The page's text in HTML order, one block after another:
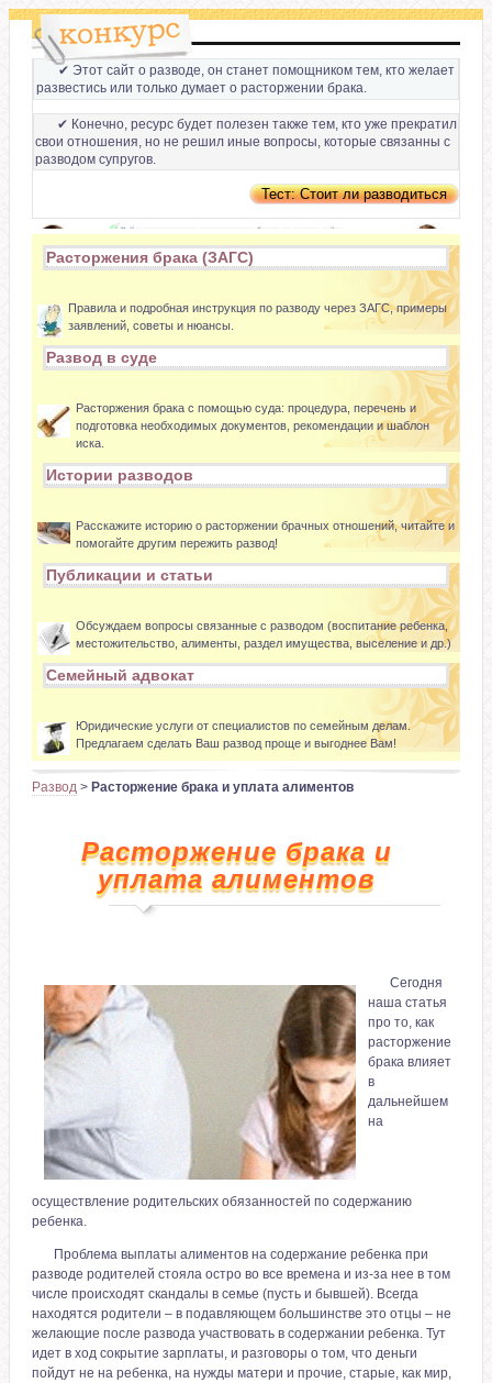
✔ Этот сайт о разводе, он станет помощником тем, кто желает
развестись или только думает о расторжении брака.
✔ Конечно, ресурс будет полезен также тем, кто уже прекратил
свои отношения, но не решил иные вопросы, которые связанны с
разводом супругов.
Расторжения брака (ЗАГС)
Правила и подробная инструкция по разводу через ЗАГС, примеры
заявлений, советы и нюансы.
Развод в суде
Расторжения брака с помощью суда: процедура, перечень и
подготовка необходимых документов, рекомендации и шаблон
иска.
Истории разводов
Расскажите историю о расторжении брачных отношений, читайте и
помогайте другим пережить развод!
Публикации и статьи
Обсуждаем вопросы связанные с разводом (воспитание ребенка,
местожительство, алименты, раздел имущества, выселение и др.)
Семейный адвокат
Юридические услуги от специалистов по семейным делам.
Предлагаем сделать Ваш развод проще и выгоднее Вам!
Развод > Расторжение брака и уплата алиментов
Расторжение брака и
уплата алиментов
Сегодня
наша статья
про то, как
расторжение
брака влияет
в
дальнейшем
на
осуществление родительских обязанностей по содержанию
ребенка.
Проблема выплаты алиментов на содержание ребенка при
разводе родителей стояла остро во все времена и из-за нее в том
числе происходят скандалы в семье (пусть и бывшей). Всегда
находятся родители – в подавляющем большинстве это отцы – не
желающие после развода участвовать в содержании ребенка. Тут
идет в ход сокрытие зарплаты, и разговоры о том, что деньги
пойдут не на ребенка, на нужды матери и прочие, старые, как мир,